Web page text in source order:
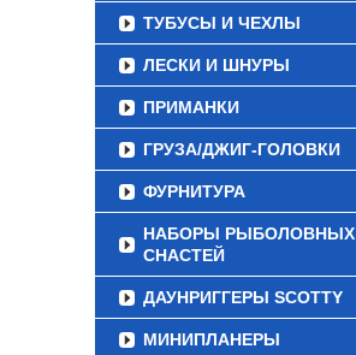
ТУБУСЫ И ЧЕХЛЫ
ЛЕСКИ И ШНУРЫ
ПРИМАНКИ
ГРУЗА/ДЖИГ-ГОЛОВКИ
ФУРНИТУРА
НАБОРЫ РЫБОЛОВНЫХ
СНАСТЕЙ
ДАУНРИГГЕРЫ SCOTTY
МИНИПЛАНЕРЫ